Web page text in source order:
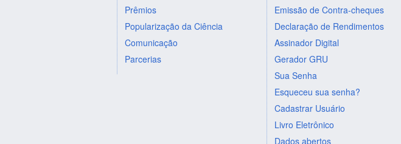
Prêmios
Popularização da Ciência
Comunicação
Parcerias
Emissão de Contra-cheques
Declaração de Rendimentos
Assinador Digital
Gerador GRU
Sua Senha
Esqueceu sua senha?
Cadastrar Usuário
Livro Eletrônico
Dados abertos